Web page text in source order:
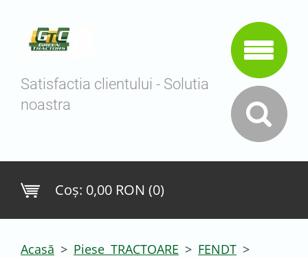
Satisfactia clientului - Solutia
noastra
Coş: 0,00 RON (0)
Acasă > Piese TRACTOARE > FENDT >